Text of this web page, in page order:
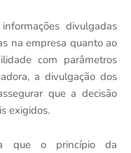
divulgadas
na empresa quanto ao
com parâmetros
a divulgação dos
que a decisão
exigidos.
que o princípio da